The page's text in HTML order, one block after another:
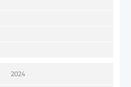
2024